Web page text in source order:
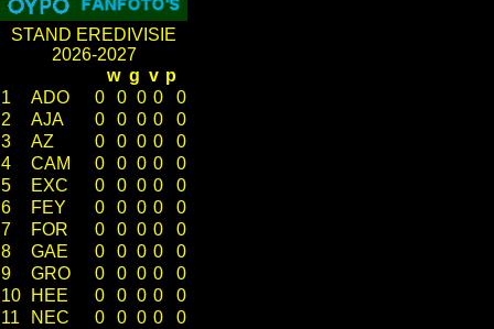
STAND EREDIVISIE
2026-2027
w g v p
1
ADO 0 0 0 0
0
2
AJA 0 0 0 0
0
3
AZ 0 0 0 0
0
4
CAM 0 0 0 0
0
5
EXC 0 0 0 0
0
6
FEY 0 0 0 0
0
7
FOR 0 0 0 0
0
8
GAE 0 0 0 0
0
9
GRO 0 0 0 0
0
10
HEE 0 0 0 0
0
11
NEC 0 0 0 0
0